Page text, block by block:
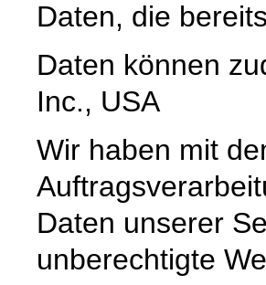
Daten, die
Daten können
Inc., USA
Wir haben mit
Daten unserer
unberechtigte